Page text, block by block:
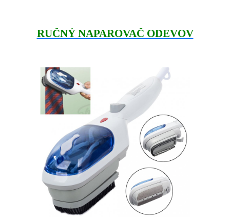
RUČNÝ NAPAROVAČ ODEVOV